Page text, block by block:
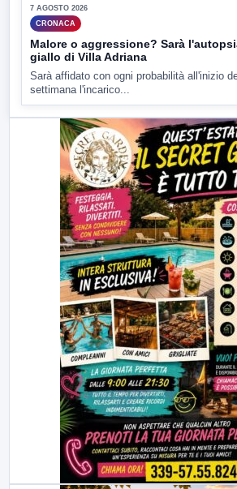
7 AGOSTO 2026
CRONACA
Malore o aggressione? Sarà
giallo di Villa Adriana
Sarà affidato con ogni probabilità all'inizio
settimana l'incarico...